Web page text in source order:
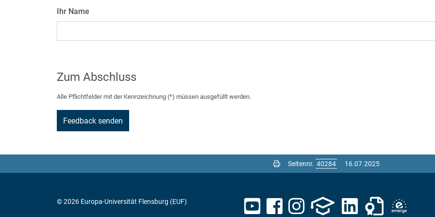
Ihr Name
Zum Abschluss
Alle Pflichtfelder mit der Kennzeichnung (*) müssen ausgefüllt werden.
Seitennr. 16.07.2025
© 2026 Europa-Universität Flensburg (EUF)